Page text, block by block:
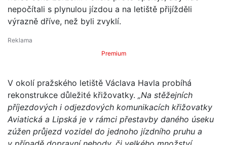
nepočítali s plynulou jízdou a na letiště přijížděli
výrazně dříve, než byli zvyklí.
Premium
V okolí pražského letiště Václava Havla probíhá
rekonstrukce důležité křižovatky. „Na stěžejních
příjezdových i odjezdových komunikacích křižovatky
Aviatická a Lipská je v rámci přestavby daného úseku
zúžen průjezd vozidel do jednoho jízdního pruhu a